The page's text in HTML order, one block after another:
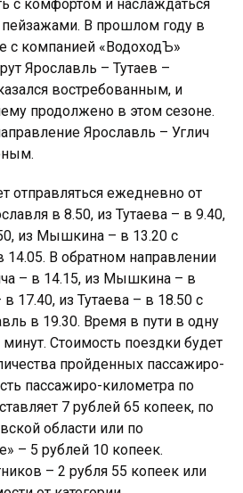
с комфортом и наслаждаться
В прошлом году в
с компанией «ВодоходЪ»
Ярославль – Тутаев –
востребованным, и
продолжено в этом сезоне.
Ярославль – Углич
отправляться ежедневно от
в 8.50, из Тутаева – в 9.40,
из Мышкина – в 13.20 с
В обратном направлении
– в 14.15, из Мышкина – в
17.40, из Тутаева – в 18.50 с
в 19.30. Время в пути в одну
Стоимость поездки будет
пройденных пассажиро-
пассажиро-километра по
7 рублей 65 копеек, по
области или по
– 5 рублей 10 копеек.
– 2 рубля 55 копеек или